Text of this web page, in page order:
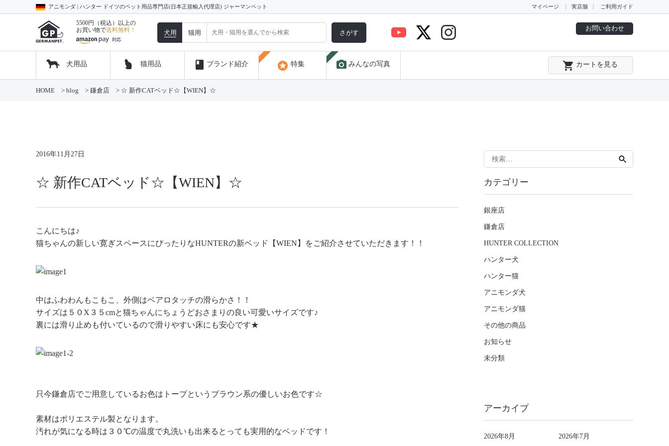
アニモンダ | ハンター ドイツのペット用品専門店(日本正規輸入代理店) ジャーマンペット マイページ 実店舗 ご利用ガイド
5500円（税込）以上の
お買い物で送料無料！ 犬用 猫用 さがす
お問い合わせ
犬用品 猫用品 book ブランド紹介 stars 特集 photo_camera みんなの写真 local_grocery_store カートを見る
HOME > blog > 鎌倉店 > ☆ 新作CATベッド☆【WIEN】☆
2016年11月27日
☆ 新作CATベッド☆【WIEN】☆
こんにちは♪
猫ちゃんの新しい寛ぎスペースにぴったりなHUNTERの新ベッド【WIEN】をご紹介させていただきます！！
中はふわわんもこもこ、外側はベアロタッチの滑らかさ！！
サイズは５０X３５cmと猫ちゃんにちょうどおさまりの良い可愛いサイズです♪
裏には滑り止めも付いているので滑りやすい床にも安心です★
只今鎌倉店でご用意しているお色はトープというブラウン系の優しいお色です☆
素材はポリエステル製となります。
汚れが気になる時は３０℃の温度で丸洗いも出来るとっても実用的なベッドです！
検
索:
カテゴリー
銀座店
鎌倉店
HUNTER COLLECTION
ハンター犬
ハンター猫
アニモンダ犬
アニモンダ猫
その他の商品
お知らせ
未分類
アーカイブ
2026年8月 2026年7月